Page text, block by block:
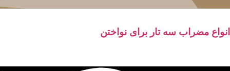
انواع مضراب سه تار برای نواختن